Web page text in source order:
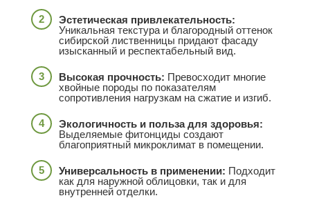
Эстетическая привлекательность:
Уникальная текстура и благородный оттенок
сибирской лиственницы придают фасаду
изысканный и респектабельный вид.
Высокая прочность: Превосходит многие
хвойные породы по показателям
сопротивления нагрузкам на сжатие и изгиб.
Экологичность и польза для здоровья:
Выделяемые фитонциды создают
благоприятный микроклимат в помещении.
Универсальность в применении: Подходит
как для наружной облицовки, так и для
внутренней отделки.